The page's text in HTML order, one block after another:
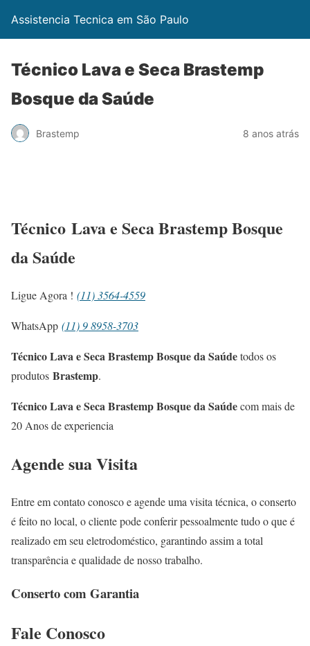
Assistencia Tecnica em São Paulo
Técnico Lava e Seca Brastemp
Bosque da Saúde
Brastemp 8 anos atrás
Técnico Lava e Seca Brastemp Bosque
da Saúde
Ligue Agora ! (11) 3564-4559
WhatsApp (11) 9 8958-3703
Técnico Lava e Seca Brastemp Bosque da Saúdetodos os
produtos Brastemp.
Técnico Lava e Seca Brastemp Bosque da Saúdecom mais de
20 Anos de experiencia
Agende sua Visita
Entre em contato conosco e agende uma visita técnica, o conserto
é feito no local, o cliente pode conferir pessoalmente tudo o que é
realizado em seu eletrodoméstico, garantindo assim a total
transparência e qualidade de nosso trabalho.
Conserto com Garantia
Fale Conosco